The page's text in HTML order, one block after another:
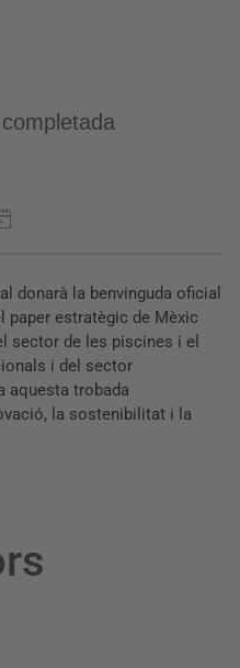
donarà la benvinguda oficial
paper estratègic de Mèxic
sector de les piscines i el
i del sector
aquesta trobada
la sostenibilitat i la